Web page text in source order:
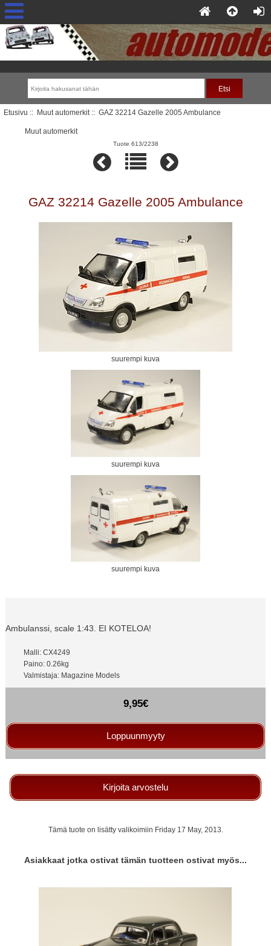
Etusivu :: Muut automerkit:: GAZ 32214 Gazelle 2005 Ambulance
Muut automerkit
Tuote 613/2238
GAZ 32214 Gazelle 2005 Ambulance
suurempi kuva
suurempi kuva
suurempi kuva
Ambulanssi, scale 1:43. EI KOTELOA!
Malli: CX4249
Paino: 0.26kg
Valmistaja: Magazine Models
9,95€
Loppuunmyyty
Kirjoita arvostelu
Tämä tuote on lisätty valikoimiin Friday 17 May, 2013.
Asiakkaat jotka ostivat tämän tuotteen ostivat myös...